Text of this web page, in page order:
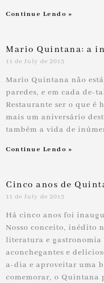
Continue Lendo »
Mario Quintana: a
11 de July de 2013
Mario Quintana não está
paredes, e em cada de-
Restaurante ser o que é
mais um aniversário
também a vida de
Continue Lendo »
Cinco anos de
11 de July de 2013
Há cinco anos foi
Nosso conceito, inédito
literatura e gastronomia
aconchegantes e
a-dia e aproveitar uma
comemorar, o Quintana